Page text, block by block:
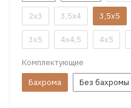
2x3 3,5x4 3,5x5
3x5 4x4,5 4x5
Комплектующие
Бахрома
Без бахромы